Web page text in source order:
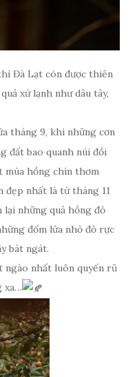
Đà Lạt còn được thiên
xứ lạnh như dâu tây,
tháng 9, khi những cơn
đất bao quanh núi đồi
mùa hồng chín thơm
đẹp nhất là từ tháng 11
những quả hồng đỏ
đốm lửa nhỏ đỏ rực
bát ngát.
ngào nhất luôn quyến rũ
xa…